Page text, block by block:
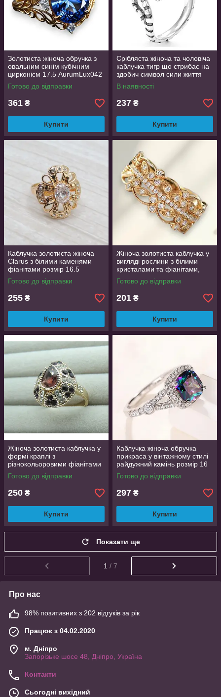
Золотиста жіноча обручка з
овальним синім кубічним
цирконієм 17.5 AurumLux042
Готово до відправки
361 ₴
Купити
Срібляста жіноча та чоловіча
каблучка тигр що стрибає на
здобич символ сили життя
регульована TigerPower416
В наявності
237 ₴
Купити
Каблучка золотиста жіноча
Clarus з білими каменями
фіанітами розмір 16.5
AurumLux110
Готово до відправки
255 ₴
Купити
Жіноча золотиста каблучка у
вигляді рослини з білими
кристалами та фіанітами,
розмір 17
Готово до відправки
201 ₴
Купити
Жіноча золотиста каблучка у
формі краплі з
різнокольоровими фіанітами
та великим каменем, 17.5
Готово до відправки
250 ₴
Купити
Каблучка жіноча обручка
прикраса у вінтажному стилі
райдужний камінь розмір 16
Готово до відправки
297 ₴
Купити
Показати ще
1 / 7
Про нас
98% позитивних з 202 відгуків за рік
Працює з 04.02.2020
м. Дніпро
Запорізьке шосе 48, Дніпро, Україна
Контакти
Сьогодні вихідний